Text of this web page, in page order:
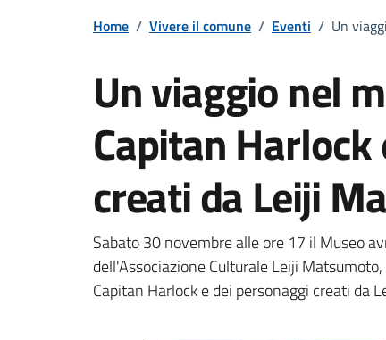
Home / Vivere il comune / Eventi / Un
Un viaggio nel
Capitan
creati da Leiji
Dettagli della
Sabato 30 novembre alle ore 17 il Museo
dell'Associazione Culturale Leiji
Capitan Harlock e dei personaggi creati da